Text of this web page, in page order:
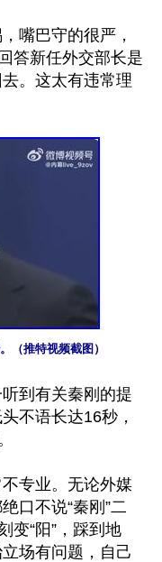
嘴巴守的很严，
答新任外交部长是
。这太有违常理
（推特视频截图）
到有关秦刚的提
不语长达16秒，
专业。无论外媒
口不说“秦刚”二
变“阳”，踩到地
场有问题，自己